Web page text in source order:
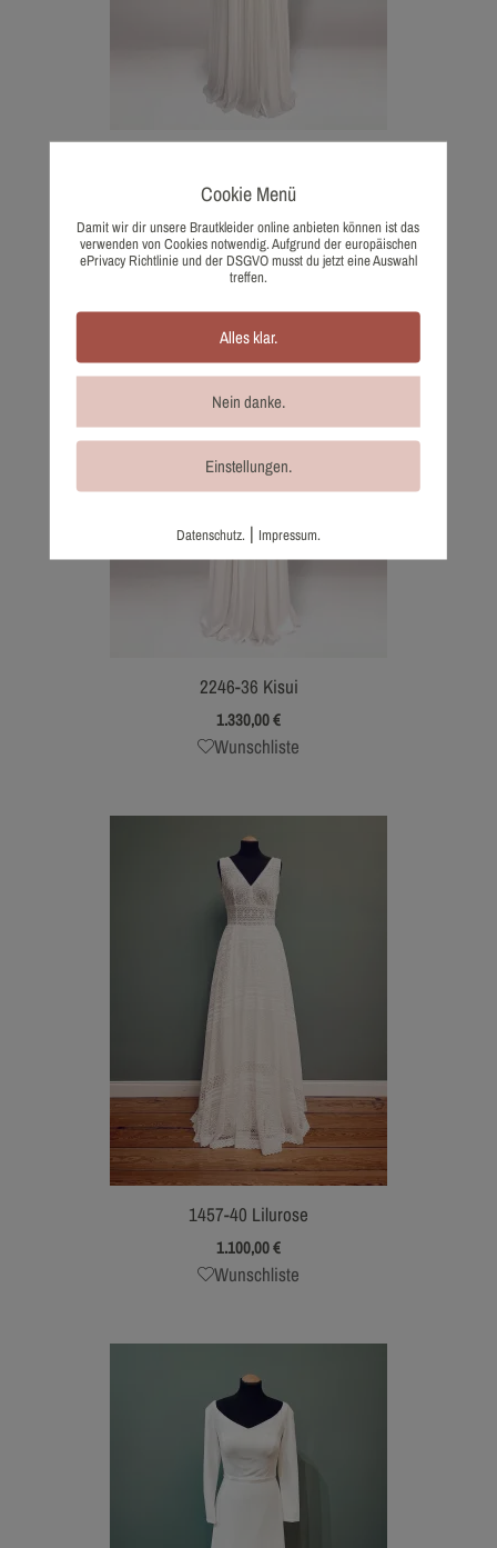
1.280,00€
Wunschliste
2246-36 Kisui
1.330,00€
Wunschliste
1457-40 Lilurose
1.100,00€
Wunschliste
Cookie Menü
Damit wir dir unsere Brautkleider online anbieten können ist das
verwenden von Cookies notwendig. Aufgrund der europäischen
ePrivacy Richtlinie und der DSGVO musst du jetzt eine Auswahl
treffen.
Alles klar.
Nein danke.
Einstellungen.
Datenschutz. | Impressum.